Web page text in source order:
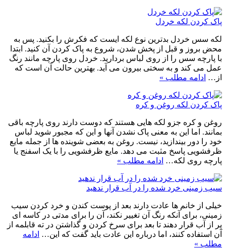
پاک کردن لکه خردل
لکه سس خردل بدترین نوع لکه ایست که فکرش را بکنید. پس به
محض بروز و قبل از پخش شدن، شروع به پاک کردن آن کنید. ابتدا
با پارچه سس را از روی لباس بردارید. خردل روی پارچه مانند رنگ
عمل می کند و به سختی بیرون می آید. بهترین حالت آن است که
از… ادامه مطلب »
پاک کردن لکه روغن و کره
روغن و کره جزو لکه هایی هستند که دوست دارند روی پارچه باقی
بمانند. اما این به معنی پاک نشدن آنها و این که مجبور شوید لباس
خود را دور بیندازید، نیست. روغن به بعضی شوینده ها از جمله مایع
ظرفشویی پاسخ مثبت می دهد. مایع ظرفشویی را با یک اسفنج یا
پارچه روی لکه… ادامه مطلب »
سیب زمینی خرد شده را در آب قرار ندهید
خیلی از خانم ها عادت دارند بعد از پوست کندن و خرد کردن سیب
زمینی، برای آنکه رنگ آن تغییر نکند، آن را برای مدتی در کاسه ای
پر از آب قرار دهند تا بعد برای سرخ کردن و گذاشتن در ته قابلمه از
آن استفاده کنند، اما درباره این عادت باید گفت که این… ادامه
مطلب »